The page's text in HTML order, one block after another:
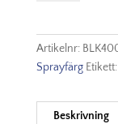
Power
Yellow
mängd
Artikelnr:
Sprayfärg Etikett:
Beskrivning